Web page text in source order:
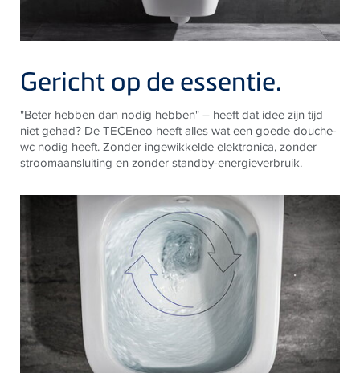
Gericht op de essentie.
"Beter hebben dan nodig hebben" – heeft dat idee zijn tijd
niet gehad? DeTECEneo heeft alles wat een goede douche-
wc nodig heeft. Zonder ingewikkelde elektronica, zonder
stroomaansluiting en zonder standby-energieverbruik.